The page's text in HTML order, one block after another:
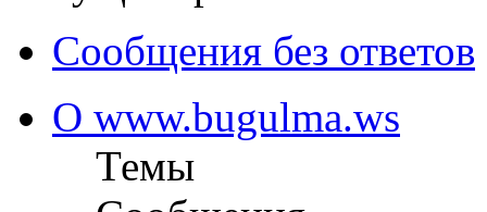
Сообщения без ответов
О www.bugulma.ws
Темы